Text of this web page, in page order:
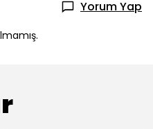
Yorum Yap